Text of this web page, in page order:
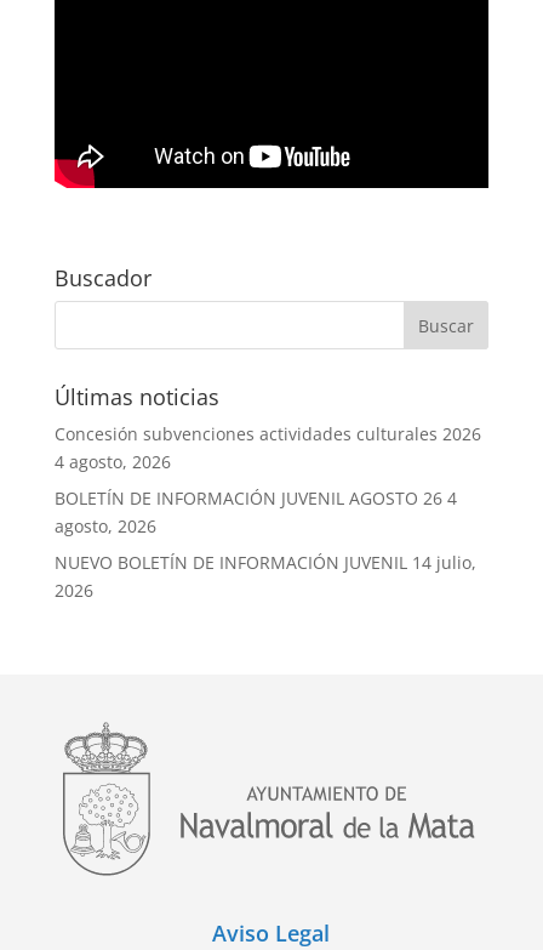
Buscador
Últimas noticias
Concesión subvenciones actividades culturales 2026
4 agosto, 2026
BOLETÍN DE INFORMACIÓN JUVENIL AGOSTO 26 4
agosto, 2026
NUEVO BOLETÍN DE INFORMACIÓN JUVENIL 14 julio,
2026
Aviso Legal